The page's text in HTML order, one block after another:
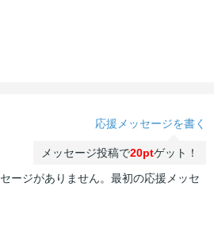
応援メッセージを書く
メッセージ投稿で20ptゲット！
ージがありません。最初の応援メッセ